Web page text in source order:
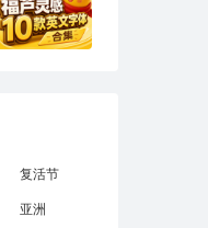
复活节
亚洲